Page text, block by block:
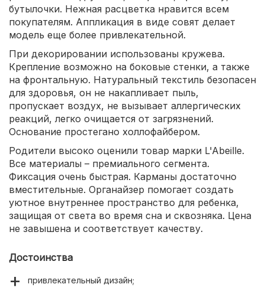
бутылочки. Нежная расцветка нравится всем
покупателям. Аппликация в виде совят делает
модель еще более привлекательной.
При декорировании использованы кружева.
Крепление возможно на боковые стенки, а также
на фронтальную. Натуральный текстиль безопасен
для здоровья, он не накапливает пыль,
пропускает воздух, не вызывает аллергических
реакций, легко очищается от загрязнений.
Основание простегано холлофайбером.
Родители высоко оценили товар марки L'Abeille.
Все материалы – премиального сегмента.
Фиксация очень быстрая. Карманы достаточно
вместительные. Органайзер помогает создать
уютное внутреннее пространство для ребенка,
защищая от света во время сна и сквозняка. Цена
не завышена и соответствует качеству.
Достоинства
привлекательный дизайн;